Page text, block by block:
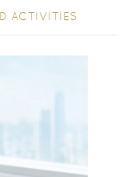
ACTIVITIES